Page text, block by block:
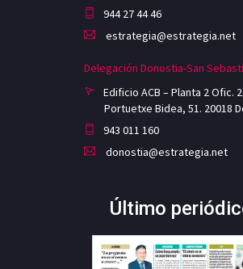
944 27 44 46
estrategia@estrategia.net
Delegación Donostia-San
Edificio ACB – Planta 2 Ofic.
Portuetxe Bidea, 51. 20018
943 011 160
donostia@estrategia.net
Último